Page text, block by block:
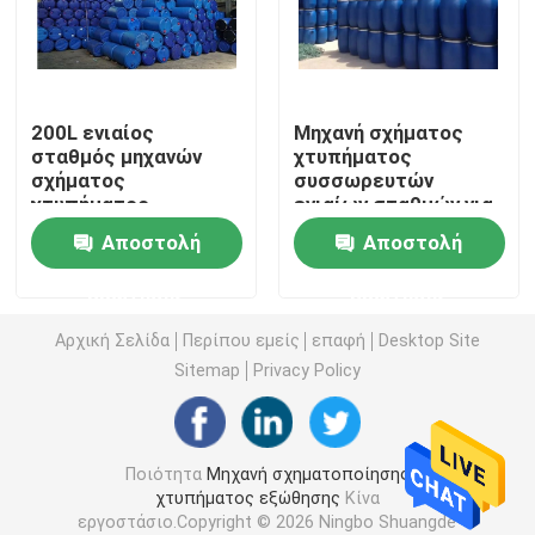
HDPE μηχανή σχήματος χτυπήματος
Μηχανή σχήματος χτυπήματος PP
Μηχανή σχηματοποίησης χτυπήματος υψηλής
Μηχανή σχήματος χτυπήματος συσσωρευτών
διπλή μηχανή σχηματοποίησης χτυπήματος σταθμών
Πλαστική βοηθητική μηχανή
200L ενιαίος
σταθμός μηχανών
σχήματος
χτυπήματος
συσσωρευτών τύπων
φραγμών δεσμών
μπουκαλιών
Αποστολή
Μηχανή σχήματος
χτυπήματος
συσσωρευτών
ενιαίων σταθμών για
το χημικό κάδο
συσσώρευσης 200L
Αποστολή
Αρχική Σελίδα Περίπου εμείς επαφή
Desktop Site
Sitemap
Privacy Policy
Ποιότητα Μηχανή σχηματοποίησης
χτυπήματος εξώθησης Κίνα
εργοστάσιο.Copyright © 2026 Ningbo Shuangde